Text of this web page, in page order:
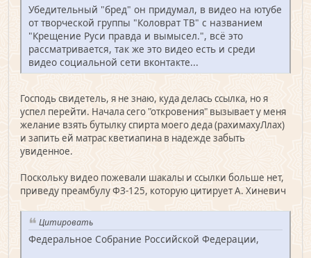
Убедительный "бред" он придумал, в видео на ютубе
от творческой группы "Коловрат ТВ" с названием
"Крещение Руси правда и вымысел.", всё это
рассматривается, так же это видео есть и среди
видео социальной сети вконтакте...
Господь свидетель, я не знаю, куда делась ссылка, но я
успел перейти. Начала сего "откровения" вызывает у меня
желание взять бутылку спирта моего деда (рахимахуЛлах)
и запить ей матрас кветиапина в надежде забыть
увиденное.
Поскольку видео пожевали шакалы и ссылки больше нет,
приведу преамбулу ФЗ-125, которую цитирует А. Хиневич
Цитировать
Федеральное Собрание Российской Федерации,